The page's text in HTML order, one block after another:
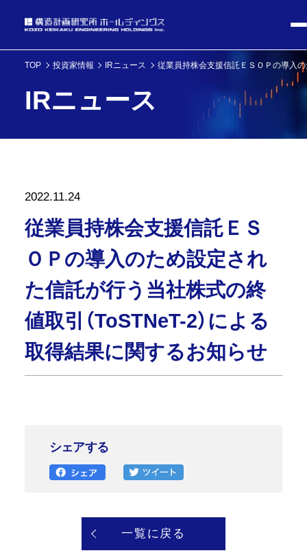
TOP 投資家情報 IRニュース 従業員持株会支援信託ＥＳＯＰの導入
IRニュース
2022.11.24
従業員持株会支援信託ＥＳ
ＯＰの導入のため設定され
た信託が行う当社株式の終
値取引（ToSTNeT-2）による
取得結果に関するお知らせ
シェアする
一覧に戻る